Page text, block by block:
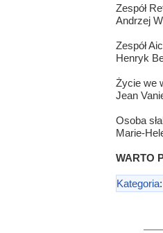
Zespół
Andrzej
Zespół
Henryk
Życie we
Jean
Osoba
Marie-
WARTO
Kategoria: